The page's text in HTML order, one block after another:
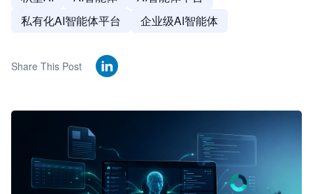
私有化AI智能体平台
企业级AI智能体
Share This Post